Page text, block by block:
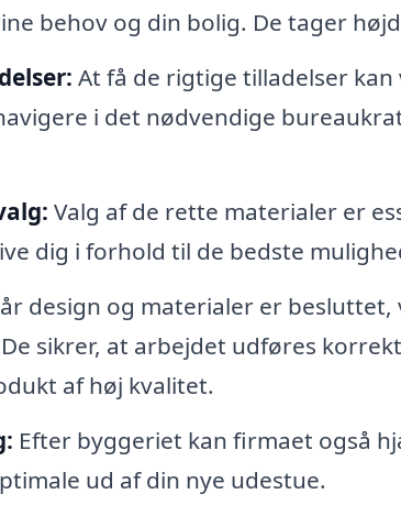
behov og din bolig. De tager
At få de rigtige tilladelser
i det nødvendige
Valg af de rette materialer er
dig i forhold til de bedste
design og materialer er
sikrer, at arbejdet udføres
af høj kvalitet.
Efter byggeriet kan firmaet også
ud af din nye udestue.